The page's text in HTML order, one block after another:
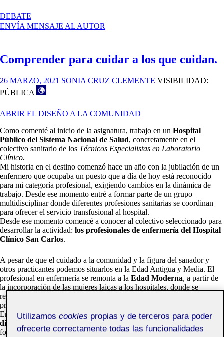
DEBATE
LANZADOS
ENVÍA MENSAJE AL AUTOR
Comprender para cuidar a los que cuidan.
26 MARZO, 2021 SONIA CRUZ CLEMENTE VISIBILIDAD:
PÚBLICA
ABRIR EL DISEÑO A LA COMUNIDAD
Como comenté al inicio de la asignatura, trabajo en un Hospital
Público del Sistema Nacional de Salud, concretamente en el
colectivo sanitario de los Técnicos Especialistas en Laboratorio
Clínico.
Mi historia en el destino comenzó hace un año con la jubilación de un
enfermero que ocupaba un puesto que a día de hoy está reconocido
para mi categoría profesional, exigiendo cambios en la dinámica de
trabajo. Desde ese momento entré a formar parte de un grupo
multidisciplinar donde diferentes profesiones sanitarias se coordinan
para ofrecer el servicio transfusional al hospital.
Desde ese momento comencé a conocer al colectivo seleccionado para
desarrollar la actividad: los profesionales de enfermería del Hospital
Clínico San Carlos.
A pesar de que el cuidado a la comunidad y la figura del sanador y
otros practicantes podemos situarlos en la Edad Antigua y Media. El
profesional en enfermería se remonta a la Edad Moderna, a partir de
la incorporación de las mujeres laicas a los hospitales, donde se
reconocía un salario, un horario y para el cual no se requería de
preparación.
En la sociedad industrial, a mediados del siglo XIX, emergieron las
diaconisas de Kaiserswerth(Alemania), religiosas que contaban con
formación de 3 años que sentó precedentes para la formación de
Utilizamos cookies propias y de terceros para poder
ofrecerte correctamente todas las funcionalidades